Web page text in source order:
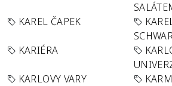
KAREL ČAPEK
KARIÉRA
KARLOVY VARY